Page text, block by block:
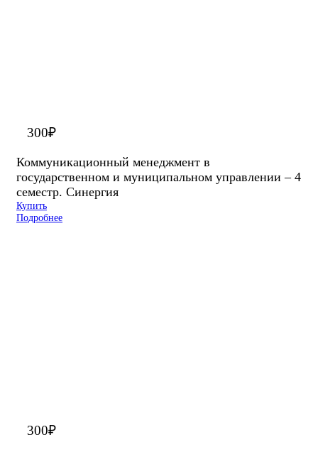
300₽
Коммуникационный менеджмент в
государственном и муниципальном управлении – 4
семестр. Синергия
Купить
Подробнее
300₽